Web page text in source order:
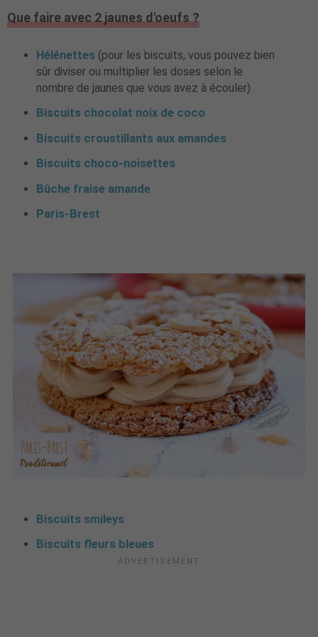
Que faire avec 2 jaunes d'oeufs ?
Hélénettes (pour les biscuits, vous pouvez bien
sûr diviser ou multiplier les doses selon le
nombre de jaunes que vous avez à écouler)
Biscuits chocolat noix de coco
Biscuits croustillants aux amandes
Biscuits choco-noisettes
Bûche fraise amande
Paris-Brest
Biscuits smileys
Biscuits fleurs bleues